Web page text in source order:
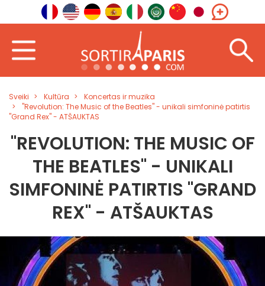
Sveiki Kultūra
Koncertas ir muzika
"Revolution: The Music of the Beatles" - unikali simfoninė patirtis
"Grand Rex" - ATŠAUKTAS
"REVOLUTION: THE MUSIC OF
THE BEATLES" - UNIKALI
SIMFONINĖ PATIRTIS "GRAND
REX" - ATŠAUKTAS